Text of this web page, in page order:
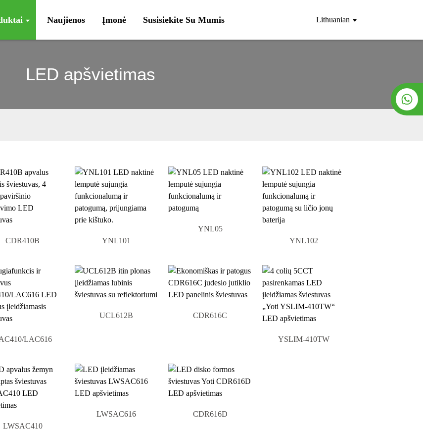
Naujienos Įmonė Susisiekite Su Mumis Lithuanian
LED apšvietimas
CDR410B YNL101
YNL05
YNL102
LAC616
UCL612B CDR616C
YSLIM-410TW
LWSAC410
LWSAC616 CDR616D